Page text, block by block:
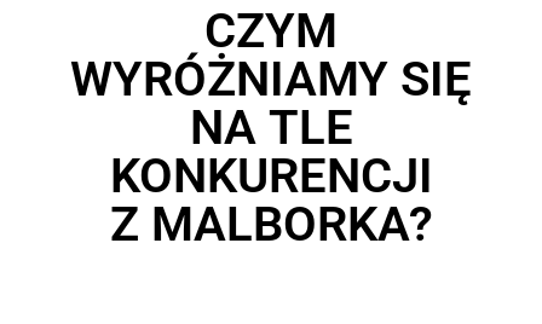
CZYM
WYRÓŻNIAMY SIĘ
NA TLE
KONKURENCJI
Z MALBORKA?